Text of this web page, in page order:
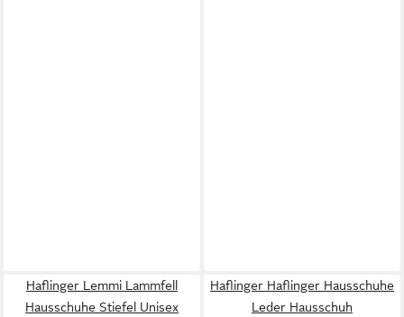
Haflinger Lemmi Lammfell
Hausschuhe Stiefel Unisex
Haflinger Haflinger Hausschuhe
Leder Hausschuh